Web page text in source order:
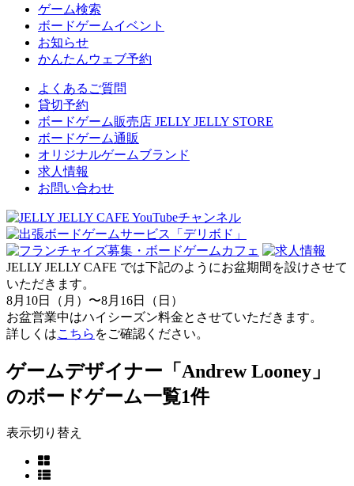
ゲーム検索
ボードゲームイベント
お知らせ
かんたんウェブ予約
よくあるご質問
貸切予約
ボードゲーム販売店 JELLY JELLY STORE
ボードゲーム通販
オリジナルゲームブランド
求人情報
お問い合わせ
JELLY JELLY CAFE では下記のようにお盆期間を設けさせて
いただきます。
8月10日（月）〜8月16日（日）
お盆営業中はハイシーズン料金とさせていただきます。
詳しくはこちら をご確認ください。
ゲームデザイナー「Andrew Looney」
のボードゲーム一覧1件
表示切り替え